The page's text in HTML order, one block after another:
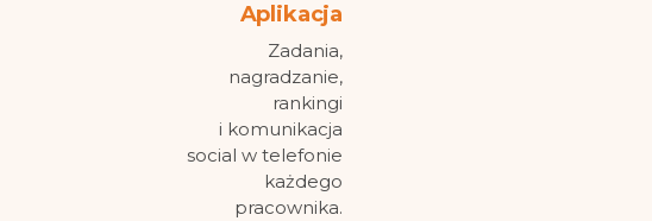
Aplikacja
Zadania,
nagradzanie,
rankingi
i komunikacja
social w telefonie
każdego
pracownika.